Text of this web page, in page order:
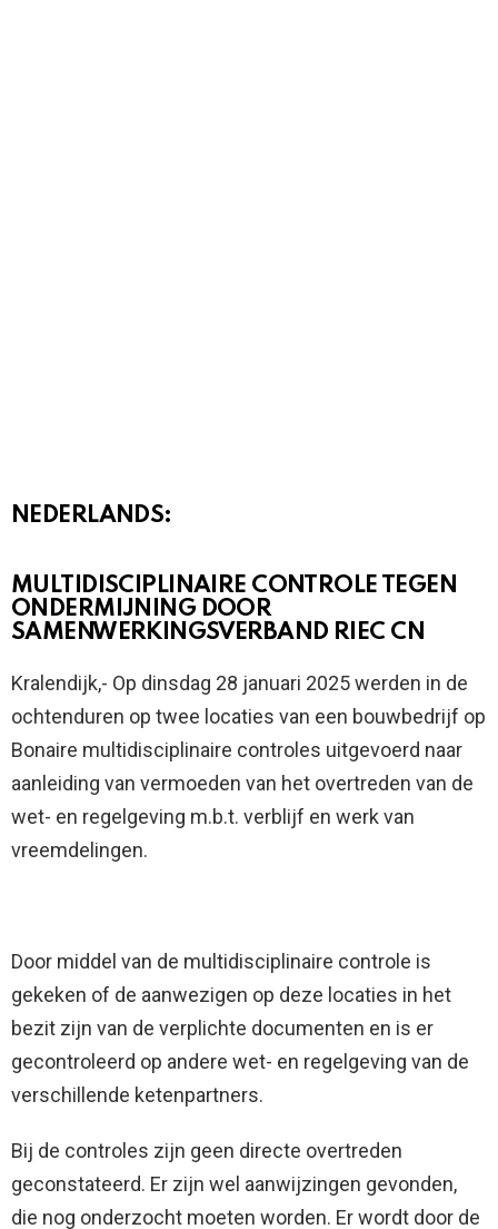
NEDERLANDS:
MULTIDISCIPLINAIRE CONTROLE TEGEN
ONDERMIJNING DOOR
SAMENWERKINGSVERBAND RIEC CN
Kralendijk,- Op dinsdag 28 januari 2025 werden in de
ochtenduren op twee locaties van een bouwbedrijf op
Bonaire multidisciplinaire controles uitgevoerd naar
aanleiding van vermoeden van het overtreden van de
wet- en regelgeving m.b.t. verblijf en werk van
vreemdelingen.
Door middel van de multidisciplinaire controle is
gekeken of de aanwezigen op deze locaties in het
bezit zijn van de verplichte documenten en is er
gecontroleerd op andere wet- en regelgeving van de
verschillende ketenpartners.
Bij de controles zijn geen directe overtreden
geconstateerd. Er zijn wel aanwijzingen gevonden,
die nog onderzocht moeten worden. Er wordt door de